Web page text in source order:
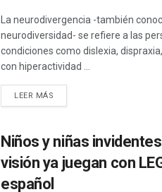
La neurodivergencia -también
neurodiversidad- se refiere a las
condiciones como dislexia,
con hiperactividad ...
LEER MÁS
Niños y niñas
visión ya juegan con
español